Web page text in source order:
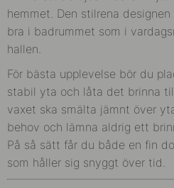
hemmet. Den stilrena
bra i badrummet som i
hallen.
För bästa upplevelse bör du
stabil yta och låta det brinna
vaxet ska smälta jämnt över
behov och lämna aldrig ett
På så sätt får du både en fin
som håller sig snyggt över tid.